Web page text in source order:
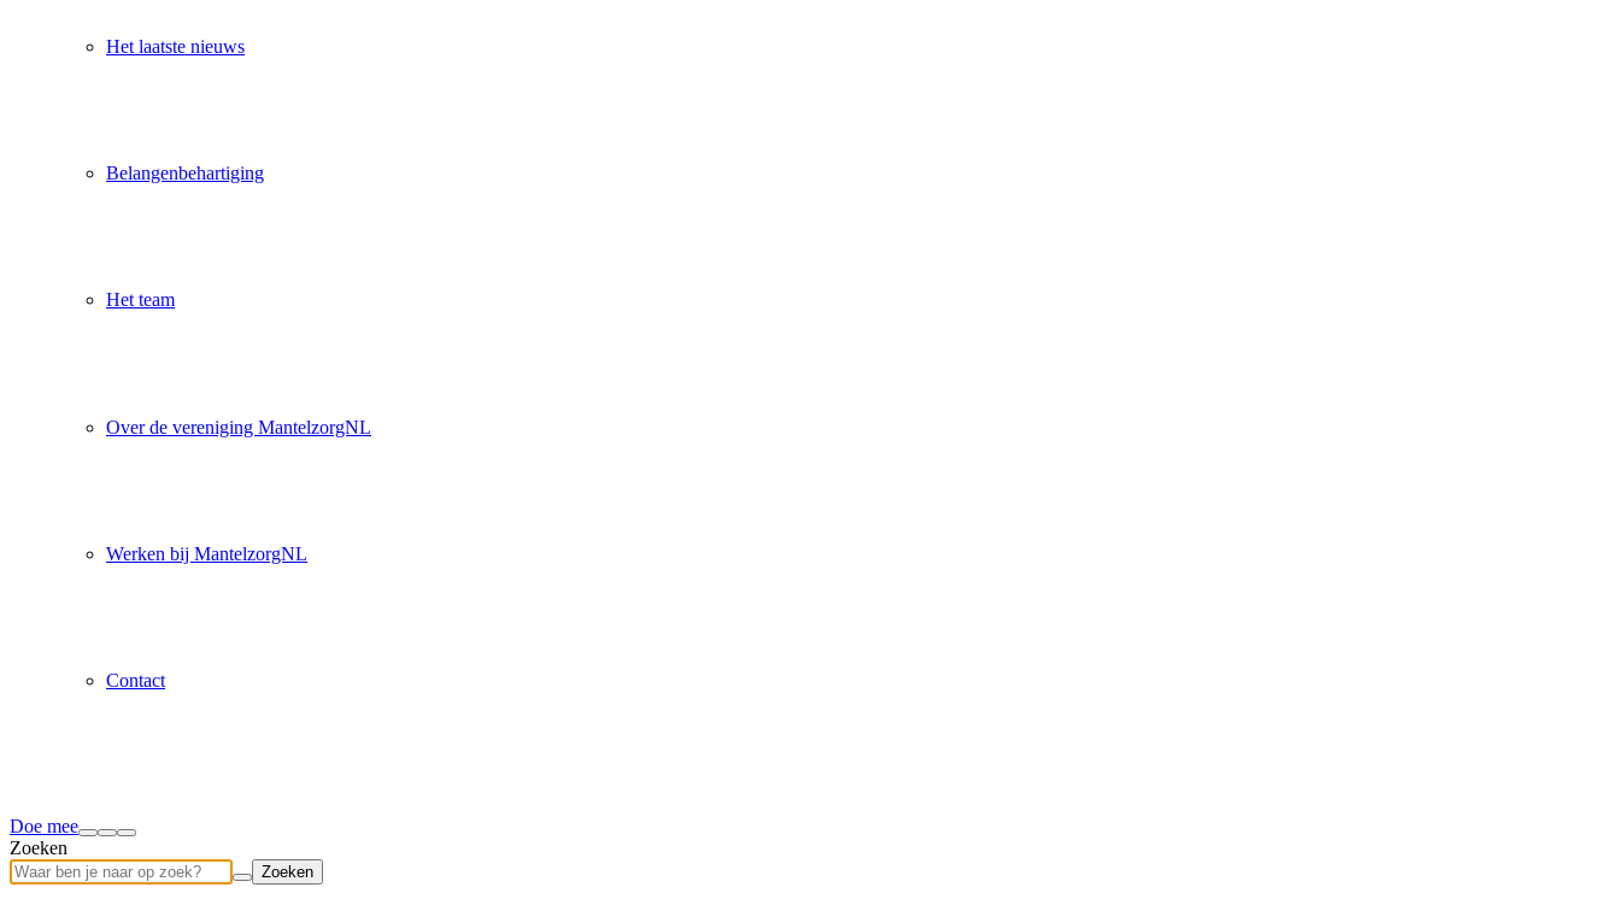
Het laatste nieuws
Belangenbehartiging
Het team
Over de vereniging MantelzorgNL
Werken bij MantelzorgNL
Contact
Doe mee
Zoeken
Zoeken